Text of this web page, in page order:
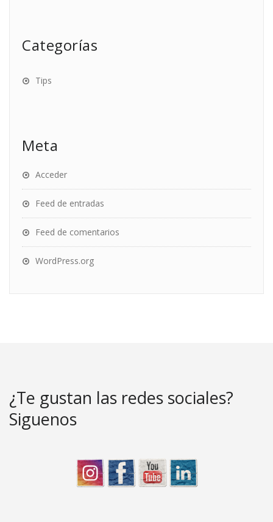
Categorías
Tips
Meta
Acceder
Feed de entradas
Feed de comentarios
WordPress.org
¿Te gustan las redes sociales?
Siguenos